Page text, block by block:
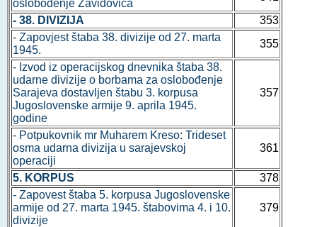
oslobođenje Zavidovića
- 38. DIVIZIJA
353
- Zapovjest štaba 38. divizije od 27. marta
1945.
355
- Izvod iz operacijskog dnevnika štaba 38.
udarne divizije o borbama za oslobođenje
Sarajeva dostavljen štabu 3. korpusa
Jugoslovenske armije 9. aprila 1945.
godine
357
- Potpukovnik mr Muharem Kreso: Trideset
osma udarna divizija u sarajevskoj
operaciji
361
5. KORPUS
378
- Zapovest štaba 5. korpusa Jugoslovenske
armije od 27. marta 1945. štabovima 4. i 10.
divizije
379